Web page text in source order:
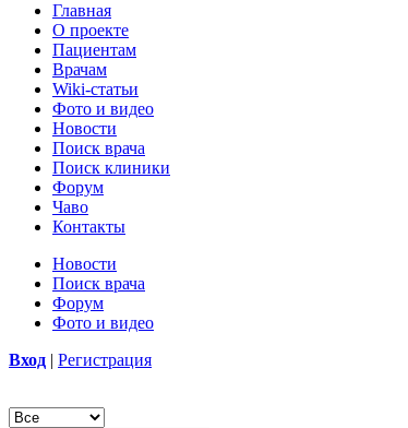
Главная
О проекте
Пациентам
Врачам
Wiki-статьи
Фото и видео
Новости
Поиск врача
Поиск клиники
Форум
Чаво
Контакты
Новости
Поиск врача
Форум
Фото и видео
Вход | Регистрация